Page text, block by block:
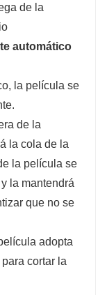
de la
automático
la película se
de la
la cola de la
la película se
la mantendrá
que no se
adopta
cortar la